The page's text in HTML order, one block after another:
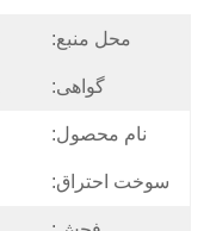
محل منبع:
گواهی:
نام محصول:
سوخت احتراق: